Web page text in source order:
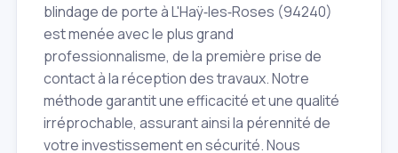
blindage de porte à L'Haÿ‑les‑Roses (94240)
est menée avec le plus grand
professionnalisme, de la première prise de
contact à la réception des travaux. Notre
méthode garantit une efficacité et une qualité
irréprochable, assurant ainsi la pérennité de
votre investissement en sécurité. Nous